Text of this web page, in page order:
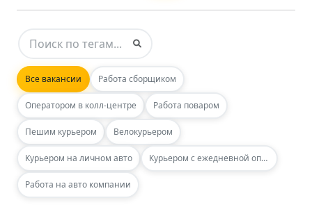
Все вакансии Работа сборщиком
Оператором в колл-центре Работа поваром
Пешим курьером Велокурьером
Курьером на личном авто Курьером с ежедневной оплатой
Работа на авто компании